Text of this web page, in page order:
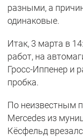
разными, а
одинаковые.
Итак, 3 марта в
работ, на
Гросс-Иппенер и
пробка.
По неизвестным
Mercedes из
Кёсфельд